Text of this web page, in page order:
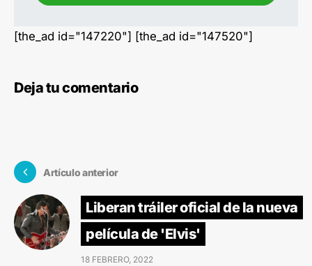
[the_ad id="147220"] [the_ad id="147520"]
Deja tu comentario
Artículo anterior
Liberan tráiler oficial de la nueva
película de 'Elvis'
18 FEBRERO, 2022